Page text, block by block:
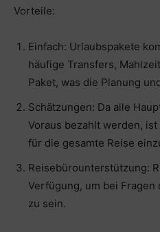
Vorteile:
Einfach: Urlaubspakete
häufige Transfers,
Paket, was die Planung
Schätzungen: Da alle
Voraus bezahlt werden,
für die gesamte Reise
Reisebürounterstützung:
Verfügung, um bei
zu sein.